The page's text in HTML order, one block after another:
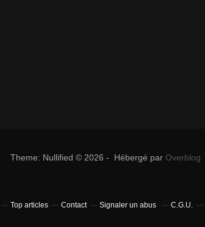
Theme: Nullified © 2026 - Hébergé par Overblog
Top articles Contact Signaler un abus C.G.U.